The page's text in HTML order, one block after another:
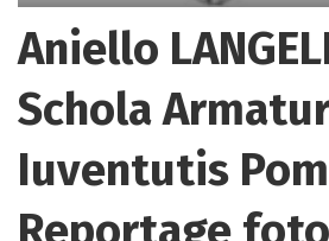
Aniello
Schola
Iuventutis
Reportage